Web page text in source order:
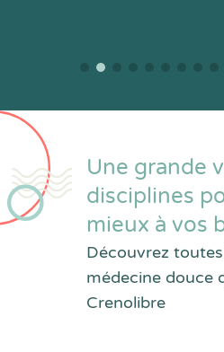
Une grande
disciplines
mieux à vos
Découvrez
médecine douce
Crenolibre